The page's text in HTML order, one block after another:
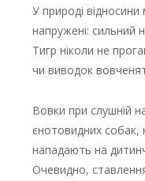
У природі
напружені: сильний
Тигр ніколи не
чи виводок
Вовки при слушній
єнотовидних собак,
нападають на
Очевидно,